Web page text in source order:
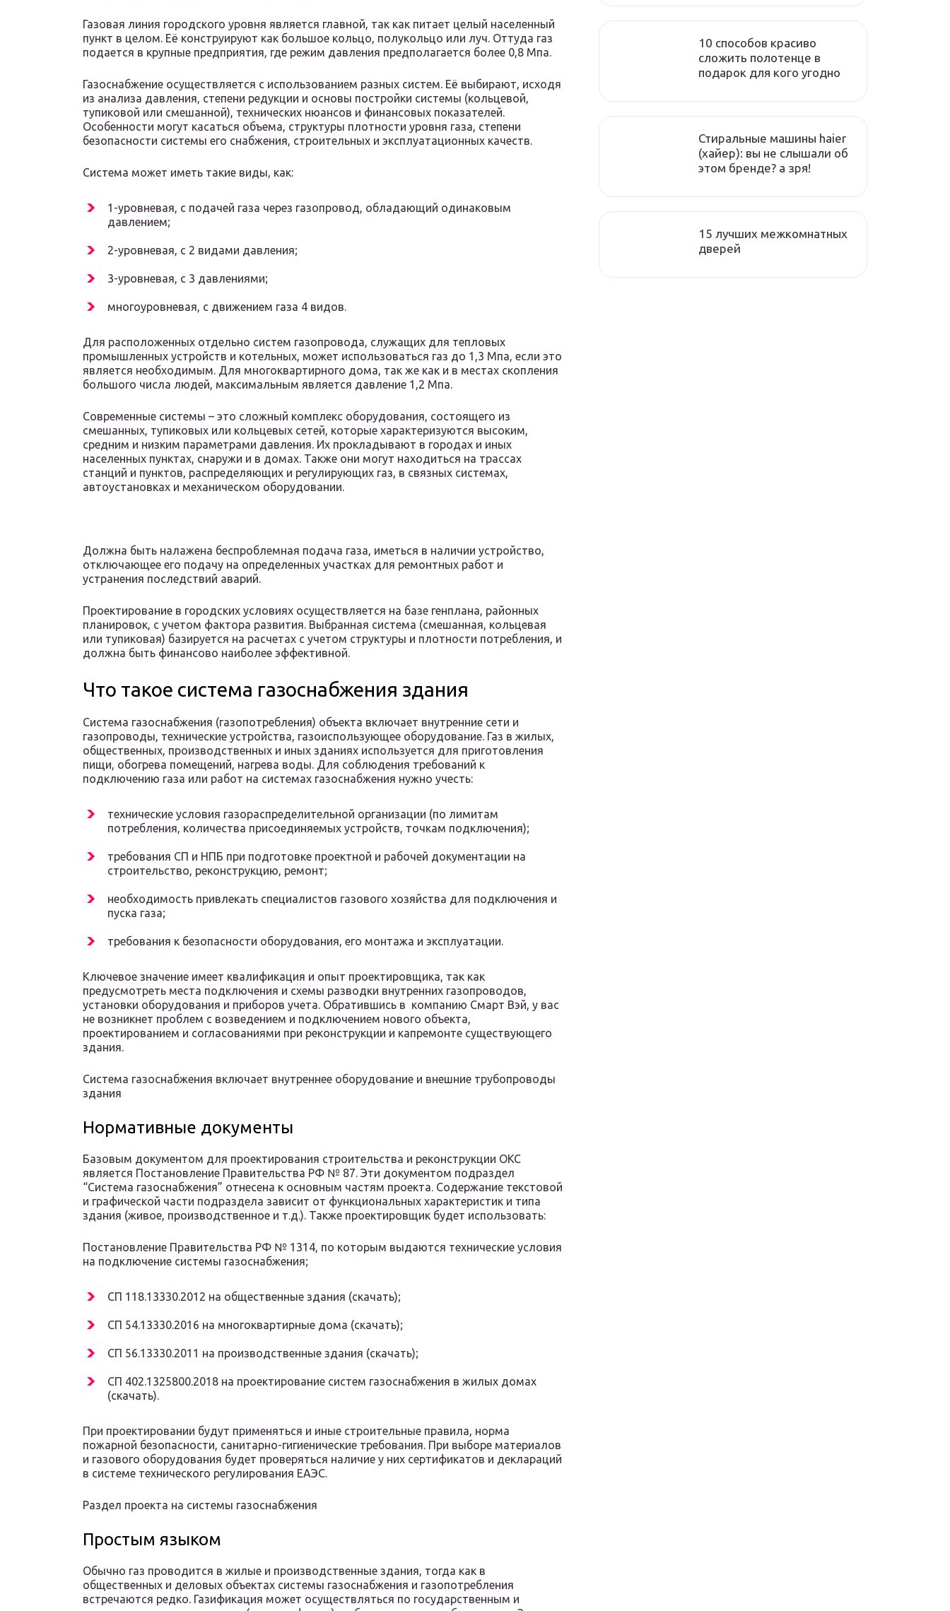
Газовая линия городского уровня является главной, так как питает целый населенный
пункт в целом. Её конструируют как большое кольцо, полукольцо или луч. Оттуда газ
подается в крупные предприятия, где режим давления предполагается более 0,8 Мпа.
Газоснабжение осуществляется с использованием разных систем. Её выбирают, исходя
из анализа давления, степени редукции и основы постройки системы (кольцевой,
тупиковой или смешанной), технических нюансов и финансовых показателей.
Особенности могут касаться объема, структуры плотности уровня газа, степени
безопасности системы его снабжения, строительных и эксплуатационных качеств.
Система может иметь такие виды, как:
1-уровневая, с подачей газа через газопровод, обладающий одинаковым
давлением;
2-уровневая, с 2 видами давления;
3-уровневая, с 3 давлениями;
многоуровневая, с движением газа 4 видов.
Для расположенных отдельно систем газопровода, служащих для тепловых
промышленных устройств и котельных, может использоваться газ до 1,3 Мпа, если это
является необходимым. Для многоквартирного дома, так же как и в местах скопления
большого числа людей, максимальным является давление 1,2 Мпа.
Современные системы – это сложный комплекс оборудования, состоящего из
смешанных, тупиковых или кольцевых сетей, которые характеризуются высоким,
средним и низким параметрами давления. Их прокладывают в городах и иных
населенных пунктах, снаружи и в домах. Также они могут находиться на трассах
станций и пунктов, распределяющих и регулирующих газ, в связных системах,
автоустановках и механическом оборудовании.
Должна быть налажена беспроблемная подача газа, иметься в наличии устройство,
отключающее его подачу на определенных участках для ремонтных работ и
устранения последствий аварий.
Проектирование в городских условиях осуществляется на базе генплана, районных
планировок, с учетом фактора развития. Выбранная система (смешанная, кольцевая
или тупиковая) базируется на расчетах с учетом структуры и плотности потребления, и
должна быть финансово наиболее эффективной.
Что такое система газоснабжения здания
Система газоснабжения (газопотребления) объекта включает внутренние сети и
газопроводы, технические устройства, газоиспользующее оборудование. Газ в жилых,
общественных, производственных и иных зданиях используется для приготовления
пищи, обогрева помещений, нагрева воды. Для соблюдения требований к
подключению газа или работ на системах газоснабжения нужно учесть:
технические условия газораспределительной организации (по лимитам
потребления, количества присоединяемых устройств, точкам подключения);
требования СП и НПБ при подготовке проектной и рабочей документации на
строительство, реконструкцию, ремонт;
необходимость привлекать специалистов газового хозяйства для подключения и
пуска газа;
требования к безопасности оборудования, его монтажа и эксплуатации.
Ключевое значение имеет квалификация и опыт проектировщика, так как
предусмотреть места подключения и схемы разводки внутренних газопроводов,
установки оборудования и приборов учета. Обратившись в компанию Смарт Вэй, у вас
не возникнет проблем с возведением и подключением нового объекта,
проектированием и согласованиями при реконструкции и капремонте существующего
здания.
Система газоснабжения включает внутреннее оборудование и внешние трубопроводы
здания
Нормативные документы
Базовым документом для проектирования строительства и реконструкции ОКС
является Постановление Правительства РФ № 87. Эти документом подраздел
“Система газоснабжения” отнесена к основным частям проекта. Содержание текстовой
и графической части подраздела зависит от функциональных характеристик и типа
здания (живое, производственное и т.д.). Также проектировщик будет использовать:
Постановление Правительства РФ № 1314, по которым выдаются технические условия
на подключение системы газоснабжения;
СП 118.13330.2012 на общественные здания (скачать);
СП 54.13330.2016 на многоквартирные дома (скачать);
СП 56.13330.2011 на производственные здания (скачать);
СП 402.1325800.2018 на проектирование систем газоснабжения в жилых домах
(скачать).
При проектировании будут применяться и иные строительные правила, норма
пожарной безопасности, санитарно-гигиенические требования. При выборе материалов
и газового оборудования будет проверяться наличие у них сертификатов и деклараций
в системе технического регулирования ЕАЭС.
Раздел проекта на системы газоснабжения
Простым языком
Обычно газ проводится в жилые и производственные здания, тогда как в
общественных и деловых объектах системы газоснабжения и газопотребления
встречаются редко. Газификация может осуществляться по государственным и
10 способов красиво
сложить полотенце в
подарок для кого угодно
Стиральные машины haier
(хайер): вы не слышали об
этом бренде? а зря!
15 лучших межкомнатных
дверей